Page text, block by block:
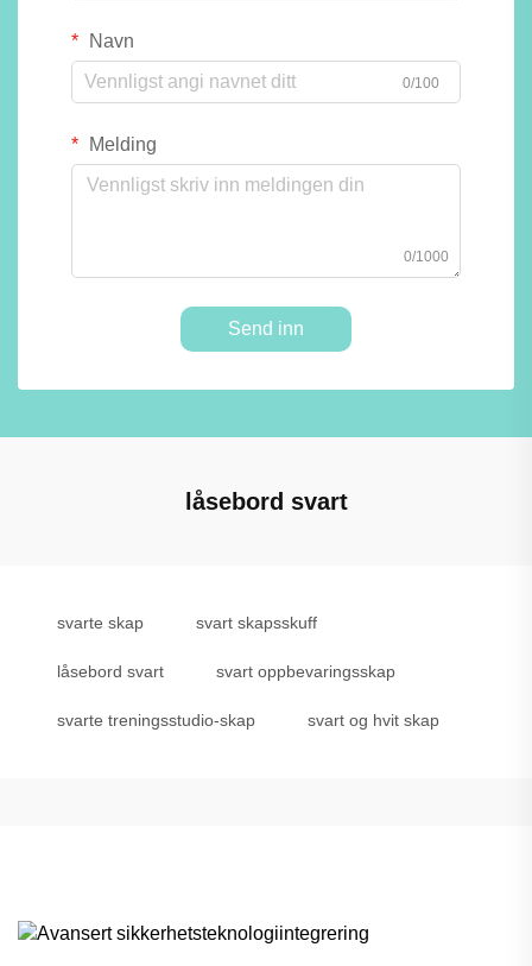
Navn
0/100
Melding
0/1000
Send inn
låsebord svart
svarte skap svart skapsskuff
låsebord svart svart oppbevaringsskap
svarte treningsstudio-skap svart og hvit skap